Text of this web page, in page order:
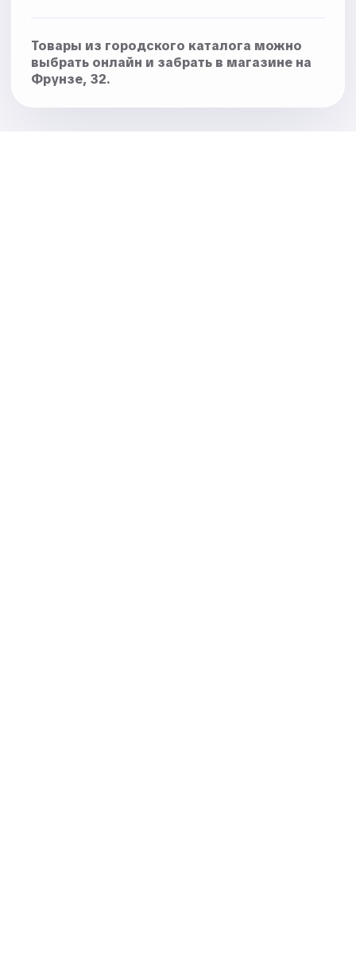
Товары из городского каталога можно
выбрать онлайн и забрать в магазине на
Фрунзе, 32.